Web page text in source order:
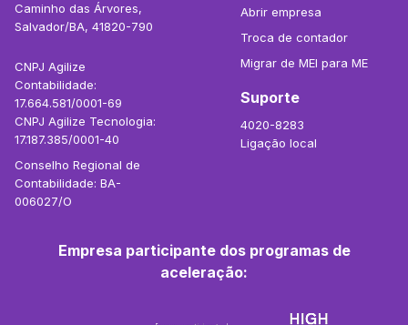
Caminho das Árvores,
Salvador/BA, 41820-790
CNPJ Agilize
Contabilidade:
17.664.581/0001-69
CNPJ Agilize Tecnologia:
17.187.385/0001-40
Conselho Regional de
Contabilidade: BA-
006027/O
Abrir empresa
Troca de contador
Migrar de MEI para ME
Suporte
4020-8283
Ligação local
Empresa participante dos programas de
aceleração: